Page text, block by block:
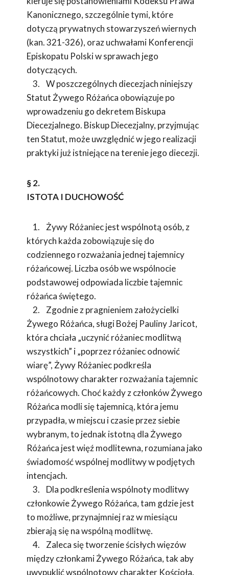
Kanonicznego, szczególnie tymi, które
dotyczą prywatnych stowarzyszeń wiernych
(kan. 321-326), oraz uchwałami Konferencji
Episkopatu Polski w sprawach jego
dotyczących.
3. W poszczególnych diecezjach niniejszy
Statut Żywego Różańca obowiązuje po
wprowadzeniu go dekretem Biskupa
Diecezjalnego. Biskup Diecezjalny, przyjmując
ten Statut, może uwzględnić w jego realizacji
praktyki już istniejące na terenie jego diecezji.
§ 2.
ISTOTA I DUCHOWOŚĆ
1. Żywy Różaniec jest wspólnotą osób, z
których każda zobowiązuje się do
codziennego rozważania jednej tajemnicy
różańcowej. Liczba osób we wspólnocie
podstawowej odpowiada liczbie tajemnic
różańca świętego.
2. Zgodnie z pragnieniem założycielki
Żywego Różańca, sługi Bożej Pauliny Jaricot,
która chciała „uczynić różaniec modlitwą
wszystkich” i „poprzez różaniec odnowić
wiarę”, Żywy Różaniec podkreśla
wspólnotowy charakter rozważania tajemnic
różańcowych. Choć każdy z członków Żywego
Różańca modli się tajemnicą, która jemu
przypadła, w miejscu i czasie przez siebie
wybranym, to jednak istotną dla Żywego
Różańca jest więź modlitewna, rozumiana jako
świadomość wspólnej modlitwy w podjętych
intencjach.
3. Dla podkreślenia wspólnoty modlitwy
członkowie Żywego Różańca, tam gdzie jest
to możliwe, przynajmniej raz w miesiącu
zbierają się na wspólną modlitwę.
4. Zaleca się tworzenie ścisłych więzów
między członkami Żywego Różańca, tak aby
uwypuklić wspólnotowy charakter Kościoła.